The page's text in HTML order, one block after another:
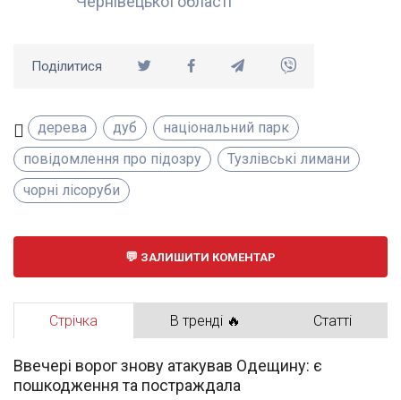
Поділитися
дерева дуб
національний парк
повідомлення про підозру
Тузлівські лимани
чорні лісоруби
ЗАЛИШИТИ КОМЕНТАР
Стрічка В тренді 🔥 Статті
Ввечері ворог знову атакував Одещину: є
пошкодження та постраждала